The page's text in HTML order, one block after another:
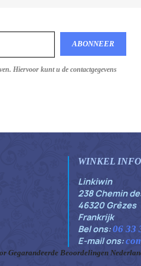
Hiervoor kunt u de contactgegevens
WINKEL
Linkiwin
238 Chemin
46320 Grèzes
Frankrijk
Bel ons:06 33
E-mail ons:
Gegarandeerde Beoordelingen